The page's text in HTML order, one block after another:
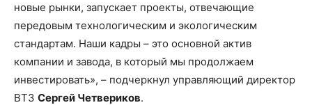
новые рынки, запускает проекты, отвечающие
передовым технологическим и экологическим
стандартам. Наши кадры – это основной актив
компании и завода, в который мы продолжаем
инвестировать», – подчеркнул управляющий директор
ВТЗ Сергей Четвериков.